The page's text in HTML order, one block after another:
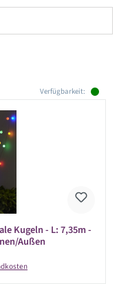
Verfügbarkeit:
Kugeln - L: 7,35m -
Außen